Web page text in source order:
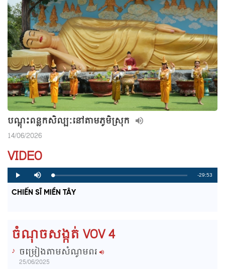
បណ្តុះពន្លកសិល្បៈនៅតាមភូមិស្រុក
14/06/2026
VIDEO
P
l
y
M
u
e
L
o
a
d
P
r
o
g
R
-29:53
CHIẾN SĨ MIỀN TÂY
ចំណុចសង្កត់ VOV 4
ចម្រៀងតាមសំណូមពរ
25/06/2025